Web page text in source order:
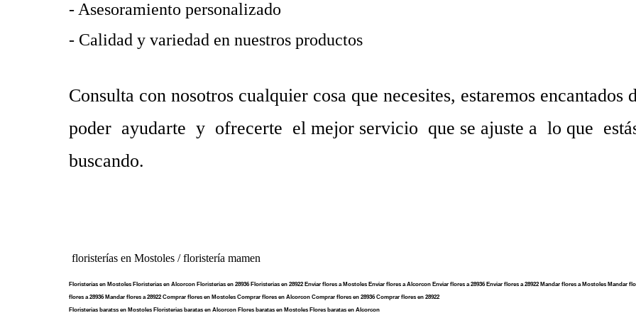
- Asesoramiento personalizado
- Calidad y variedad en nuestros productos
Consulta con nosotros cualquier cosa que necesites, estaremos encantados
poder ayudarte y ofrecerte el mejor servicio que se ajuste a lo que
buscando.
floristerías en Mostoles / floristería mamen
Floristerías en Mostoles Floristerias en Alcorcon Floristerias en 28936 Floristerias en 28922 Enviar flores a Mostoles Enviar flores a Alcorcon Enviar flores a 28936 Enviar flores a 28922 Mandar flores a Mostoles Mandar
flores a 28936 Mandar flores a 28922 Comprar flores en Mostoles Comprar flores en Alcorcon Comprar flores en 28936 Comprar flores en 28922
Floristerias baratss en Mostoles Floristerias baratas en Alcorcon Flores baratas en Mostoles Flores baratas en Alcorcon